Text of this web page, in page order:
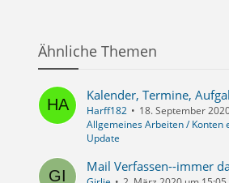
Ähnliche Themen
Harff182
18. September
Allgemeines Arbeiten / Konten
Update
Mail Verfassen--immer